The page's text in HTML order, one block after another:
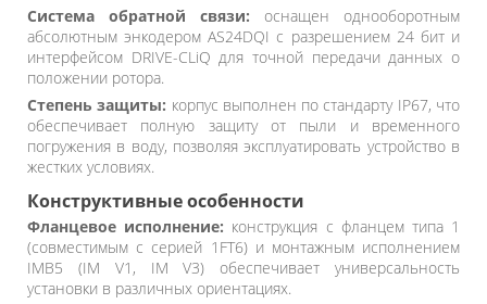
Система обратной связи: оснащен однооборотным
абсолютным энкодером AS24DQI с разрешением 24 бит и
интерфейсом DRIVE-CLiQ для точной передачи данных о
положении ротора.
Степень защиты: корпус выполнен по стандарту IP67, что
обеспечивает полную защиту от пыли и временного
погружения в воду, позволяя эксплуатировать устройство в
жестких условиях.
Конструктивные особенности
Фланцевое исполнение: конструкция с фланцем типа 1
(совместимым с серией 1FT6) и монтажным исполнением
IMB5 (IM V1, IM V3) обеспечивает универсальность
установки в различных ориентациях.